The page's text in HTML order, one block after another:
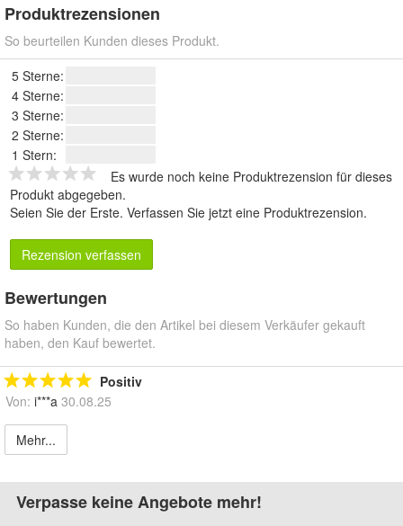
Produktrezensionen
So beurteilen Kunden dieses Produkt.
5 Sterne:
4 Sterne:
3 Sterne:
2 Sterne:
1 Stern:
Es wurde noch keine Produktrezension für dieses
Produkt abgegeben.
Seien Sie der Erste. Verfassen Sie jetzt eine Produktrezension.
Rezension verfassen
Bewertungen
So haben Kunden, die den Artikel bei diesem Verkäufer gekauft
haben, den Kauf bewertet.
Positiv
Von: i***a 30.08.25
Mehr...
Verpasse keine Angebote mehr!